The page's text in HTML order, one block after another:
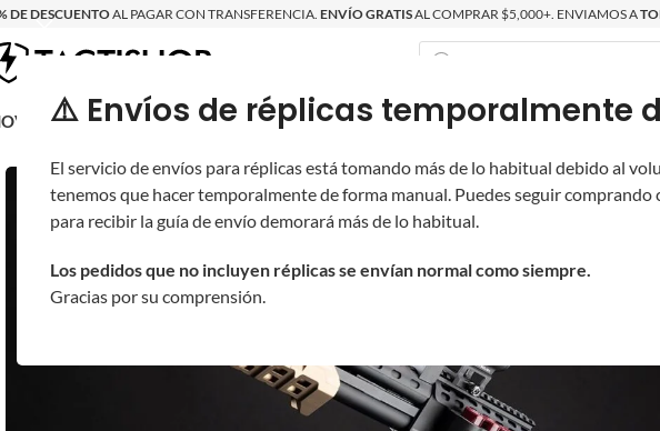
⚠️ Envíos de réplicas temporalmente
El servicio de envíos para réplicas está tomando más de lo habitual debido al
tenemos que hacer temporalmente de forma manual. Puedes seguir comprando
para recibir la guía de envío demorará más de lo habitual.
Los pedidos que no incluyen réplicas se envían normal como siempre.
Gracias por su comprensión.
DE DESCUENTOAL PAGAR CON TRANSFERENCIA. ENVÍO GRATISAL COMPRAR $5,000+. ENVIAMOS A
RÉPLICASPARTES Y ACCESORIOSEQUIPOPRODUCTOS NUEVOS